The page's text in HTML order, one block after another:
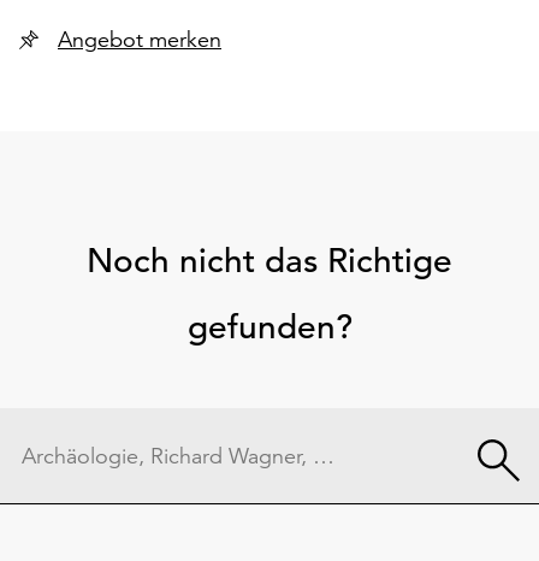
Angebot merken
Noch nicht das Richtige
gefunden?